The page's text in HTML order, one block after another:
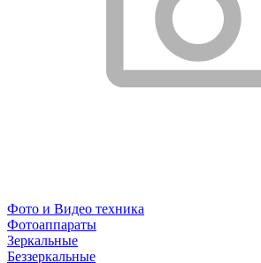
Фото и Видео техника
Фотоаппараты
Зеркальные
Беззеркальные